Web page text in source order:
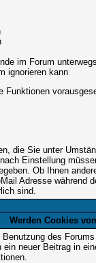
im Forum
ignorieren kann
Funktionen
die Sie unter
Einstellung
Ob Ihnen
Adresse
sind.
Werden Cookies
des
neuer Beitrag in